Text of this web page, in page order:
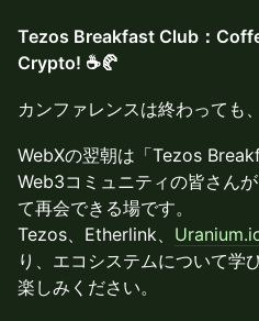
Tezos Breakfast Club：
Crypto! ☕🥐
カンファレンスは終わっても
WebXの翌朝は「Tezos
Web3コミュニティの皆さん
て再会できる場です。
Tezos、Etherlink、
り、エコシステムについて学
楽しみください。